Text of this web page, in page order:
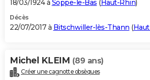
18/03/1924 à Soppe-le-Bas ( Haut-Rhin)
Décès
22/07/2017 à Bitschwiller-lès-Thann (
Michel KLEIM (89 ans)
Créer une cagnotte obsèques